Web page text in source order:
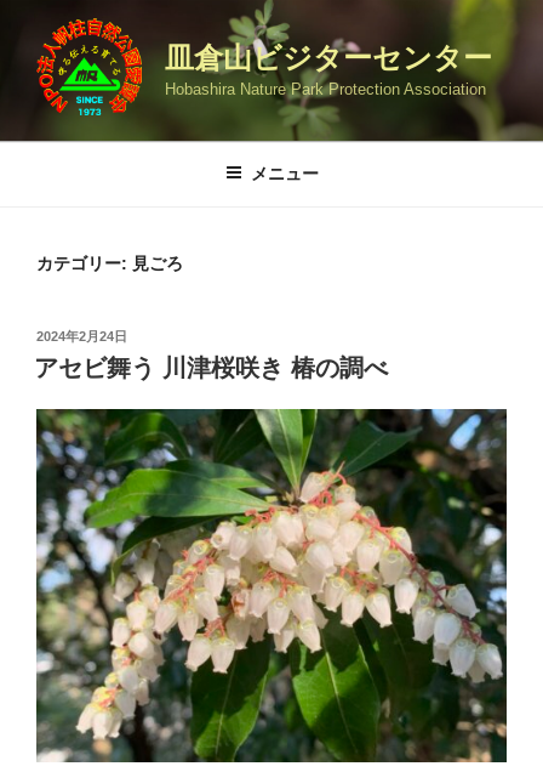
皿倉山ビジターセンター
Hobashira Nature Park Protection Association
メニュー
カテゴリー: 見ごろ
投
稿
日:
2024年2月24日
アセビ舞う 川津桜咲き 椿の調べ